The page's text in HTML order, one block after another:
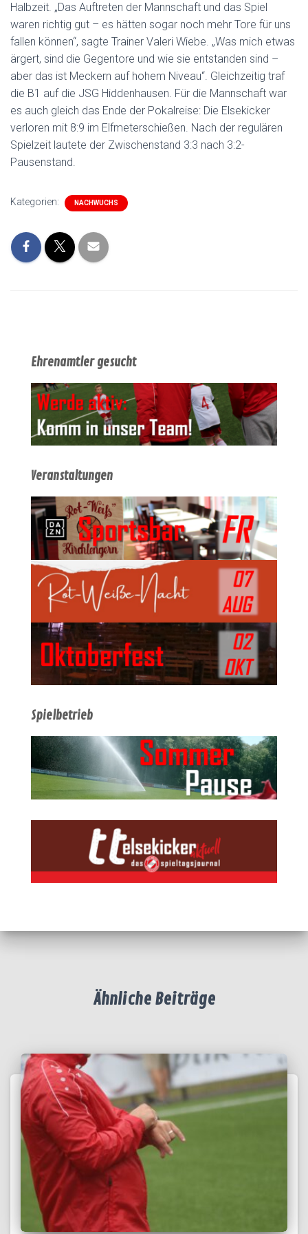
Halbzeit. „Das Auftreten der Mannschaft und das Spiel
waren richtig gut – es hätten sogar noch mehr Tore für uns
fallen können“, sagte Trainer Valeri Wiebe. „Was mich etwas
ärgert, sind die Gegentore und wie sie entstanden sind –
aber das ist Meckern auf hohem Niveau“. Gleichzeitig traf
die B1 auf die JSG Hiddenhausen. Für die Mannschaft war
es auch gleich das Ende der Pokalreise: Die Elsekicker
verloren mit 8:9 im Elfmeterschießen. Nach der regulären
Spielzeit lautete der Zwischenstand 3:3 nach 3:2-
Pausenstand.
Kategorien: NACHWUCHS
Ehrenamtler gesucht
Veranstaltungen
Spielbetrieb
Ähnliche Beiträge